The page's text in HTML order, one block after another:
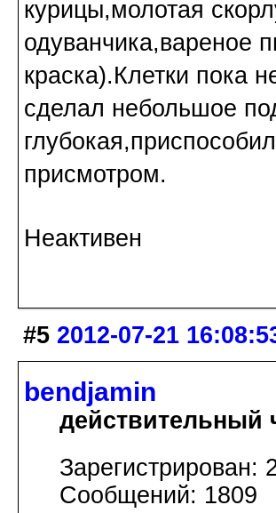
курицы,молотая
одуванчика,вареное
краска).Клетки пока
сделал небольшое
присмотром.
Неактивен
#5 2012-07-21
bendjamin
действительный
Зарегистрирован:
Сообщений: 1809